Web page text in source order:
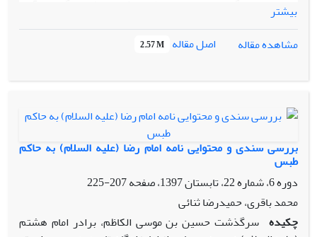
میان، امامزادگانی وجود دارند که بیش از یک بارگاه‌ به آنان
منسوب است؛ از آن جمله، امامزاده حسین‌بن‌موسی‌بن‌جعفر، برادر
امام رضا (ع) است که به ادعای برخی منابع به دنبال ولایت‌عهدی
برادرش همراه با گروهی از سادات و دیگر برادرش، احمد، راهی
هدف این پژوهش واکاوی و بازنگری روایات مربوط به دفن این
امامزاده در شیراز است و در این راه، از شیوة توصیفی تحلیلی بهره
گرفته شده است. با توجه به آنکه گزارش‌های موجود به منابع
متأخّر، یعنی سده‌های 8 ـ14 قمری بازمی‌گردد و از سوی دیگر،
اشکالات متعددی که در آن‌ها مشاهده می‌شود، خطاست که
حسین‌بن‌موسی در شمار همراهان احمدبن‌موسی دانسته و شهر
شیراز نیز به عنوان محل دفن او پنداشته شود.
بیشتر
مشاهده مقاله
اصل مقاله 2.57 M
بررسی سندی و محتوایی نامه امام‏‏‏‏ رضا (علیه السلام) به حاکم
طبس
دوره 6، شماره 22، تابستان 1397، صفحه
207-225
محمد باقری، حمیدرضا ثنائی
چکیده سرگذشت حسین ‏بن موسی‏ الکاظم، برادر امام هشتم